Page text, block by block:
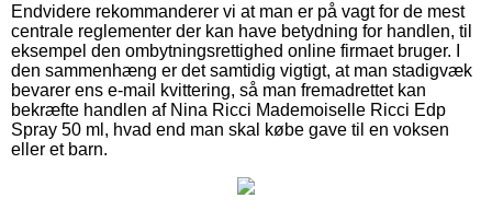
Endvidere rekommanderer vi at man er på vagt for de mest
centrale reglementer der kan have betydning for handlen, til
eksempel den ombytningsrettighed online firmaet bruger. I
den sammenhæng er det samtidig vigtigt, at man stadigvæk
bevarer ens e-mail kvittering, så man fremadrettet kan
bekræfte handlen af Nina Ricci Mademoiselle Ricci Edp
Spray 50 ml, hvad end man skal købe gave til en voksen
eller et barn.